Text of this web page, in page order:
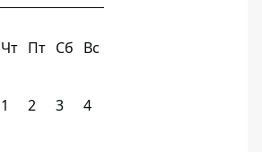
Чт Пт Сб Вс
1 2 3 4